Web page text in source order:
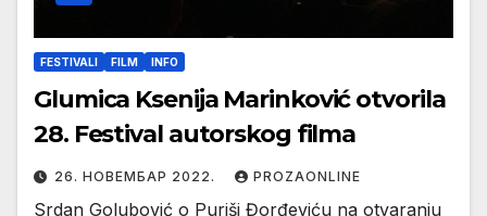
FESTIVALI FILM INFO
Glumica Ksenija Marinković otvorila
28. Festival autorskog filma
26. НОВЕМБАР 2022. PROZAONLINE
Srdan Golubović o Puriši Đorđeviću na otvaranju